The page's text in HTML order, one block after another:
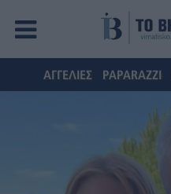
ΑΓΓΕΛΙΕΣ PAPARAZZI